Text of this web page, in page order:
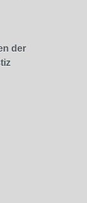
der